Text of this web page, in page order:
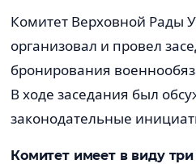
Комитет Верховной Рады
организовал и провел
бронирования
В ходе заседания был
законодательные
Комитет имеет в виду